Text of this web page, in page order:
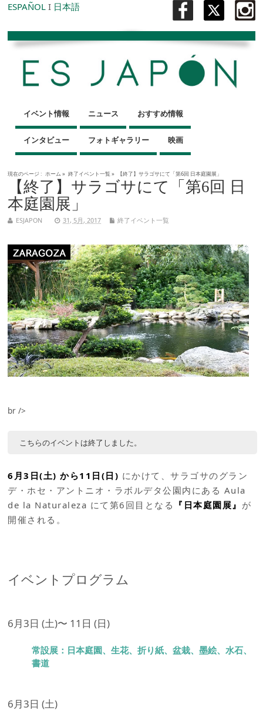
ESPAÑOL I 日本語
イベント情報 ニュース おすすめ情報
インタビュー フォトギャラリー 映画
現在のページ : ホーム » 終了イベント一覧» 【終了】サラゴサにて「第6回 日本庭園展」
【終了】サラゴサにて「第6回 日
本庭園展」
ESJAPON 31, 5月, 2017 終了イベント一覧
br />
こちらのイベントは終了しました。
6月3日(土) から11日(日) にかけて、サラゴサのグラン
デ・ホセ・アントニオ・ラボルデタ公園内にある Aula
de la Naturaleza にて第6回目となる 『日本庭園展』 が
開催される。
イベントプログラム
6月3日 (土)〜 11日 (日)
常設展：日本庭園、生花、折り紙、盆栽、墨絵、水石、
書道
6月3日 (土)